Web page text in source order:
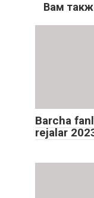
Вам
Barcha
rejalar